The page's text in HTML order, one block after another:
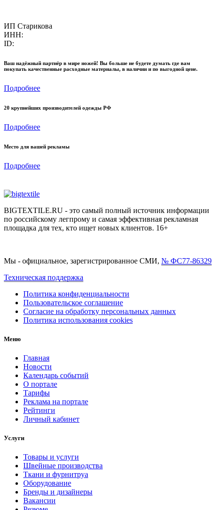
ИП Старикова
ИНН:
ID:
Ваш надёжный партнёр в мире ножей! Вы больше не будете думать где вам
покупать качественные расходные материалы, в наличии и по выгодной цене.
Подробнее
20 крупнейших производителей одежды РФ
Подробнее
Место для вашей рекламы
Подробнее
BIGTEXTILE.RU - это самый полный источник информации
по российскому легпрому и самая эффективная рекламная
площадка для тех, кто ищет новых клиентов. 16+
Мы - официальное, зарегистрированное СМИ, № ФС77-86329
Техническая поддержка
Политика конфиденциальности
Пользовательское соглашение
Согласие на обработку персональных данных
Политика использования cookies
Меню
Главная
Новости
Календарь событий
О портале
Тарифы
Реклама на портале
Рейтинги
Личный кабинет
Услуги
Товары и услуги
Швейные производства
Ткани и фурнитруа
Оборудование
Бренды и дизайнеры
Вакансии